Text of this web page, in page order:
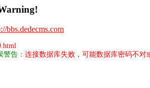
bbs.dedecms.com
警告： 连接数据库失败，可能数据库密码不对